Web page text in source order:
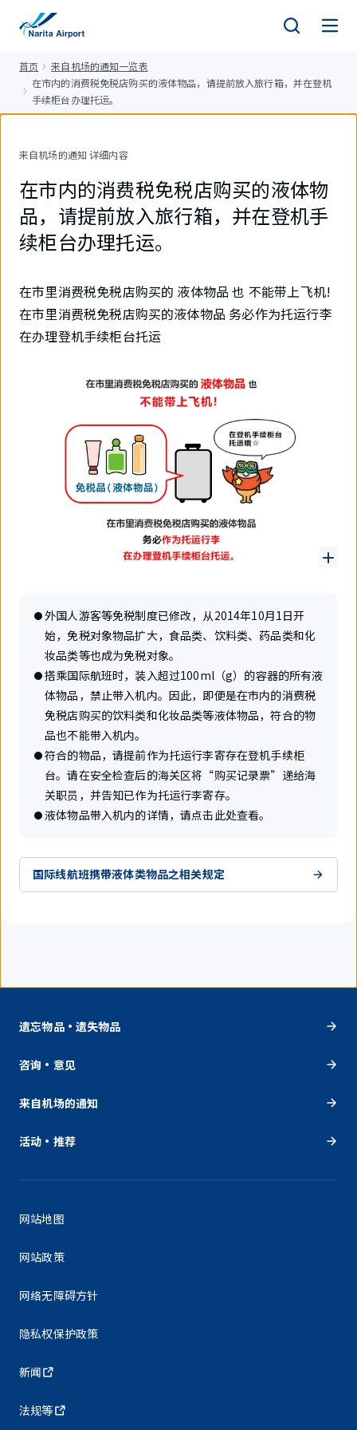
首页
来自机场的通知一览表
在市内的消费税免税店购买的液体物品，请提前放入旅行箱，并在登机
手续柜台办理托运。
来自机场的通知 详细内容
在市内的消费税免税店购买的液体物
品，请提前放入旅行箱，并在登机手
续柜台办理托运。
在市里消费税免税店购买的 液体物品 也 不能带上飞机!
在市里消费税免税店购买的液体物品 务必作为托运行李
在办理登机手续柜台托运
外国人游客等免税制度已修改，从2014年10月1日开
始，免税对象物品扩大，食品类、饮料类、药品类和化
妆品类等也成为免税对象。
搭乘国际航班时，装入超过100ml（g）的容器的所有液
体物品，禁止带入机内。因此，即便是在市内的消费税
免税店购买的饮料类和化妆品类等液体物品，符合的物
品也不能带入机内。
符合的物品，请提前作为托运行李寄存在登机手续柜
台。请在安全检查后的海关区将“购买记录票”递给海
关职员，并告知已作为托运行李寄存。
液体物品带入机内的详情，请点击此处查看。
国际线航班携带液体类物品之相关规定
遗忘物品・遗失物品
咨询・意见
来自机场的通知
活动・推荐
网站地图
网站政策
网络无障碍方针
隐私权保护政策
新闻
法规等